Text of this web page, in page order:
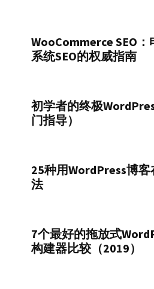
WooCommerce SEO
系统SEO的权威指南
初学者的终极
门指导）
25种用WordPress博
法
7个最好的拖放式
构建器比较（2019）